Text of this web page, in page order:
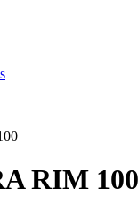
RIM 100